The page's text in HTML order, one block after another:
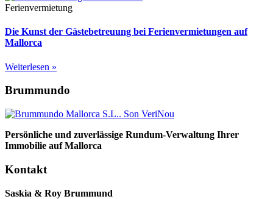
Ferienvermietung
Die Kunst der Gästebetreuung bei Ferienvermietungen auf
Mallorca
Weiterlesen »
Brummundo
Persönliche und zuverlässige Rundum-Verwaltung Ihrer
Immobilie auf Mallorca
Kontakt
Saskia & Roy Brummund